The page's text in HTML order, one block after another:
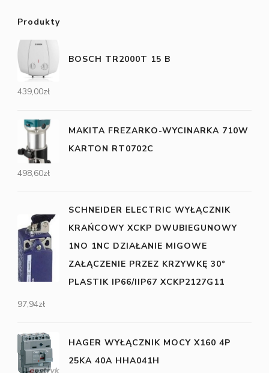
Produkty
BOSCH TR2000T 15 B
439,00zł
MAKITA FREZARKO-WYCINARKA 710W
KARTON RT0702C
498,60zł
SCHNEIDER ELECTRIC WYŁĄCZNIK
KRAŃCOWY XCKP DWUBIEGUNOWY
1NO 1NC DZIAŁANIE MIGOWE
ZAŁĄCZENIE PRZEZ KRZYWKĘ 30°
PLASTIK IP66/IIP67 XCKP2127G11
97,94zł
HAGER WYŁĄCZNIK MOCY X160 4P
25KA 40A HHA041H